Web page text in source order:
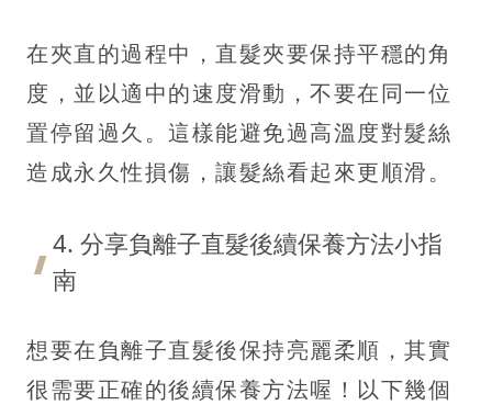
在夾直的過程中，直髮夾要保持平穩的角
度，並以適中的速度滑動，不要在同一位
置停留過久。這樣能避免過高溫度對髮絲
造成永久性損傷，讓髮絲看起來更順滑。
4. 分享負離子直髮後續保養方法小指
南
想要在負離子直髮後保持亮麗柔順，其實
很需要正確的後續保養方法喔！以下幾個